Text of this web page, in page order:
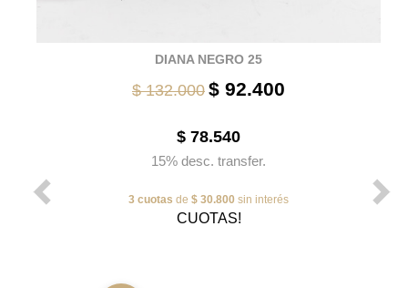
DIANA NEGRO 25
$ 132.000 $ 92.400
$ 78.540
15% desc. transfer.
3 cuotas de $ 30.800 sin interés
CUOTAS!